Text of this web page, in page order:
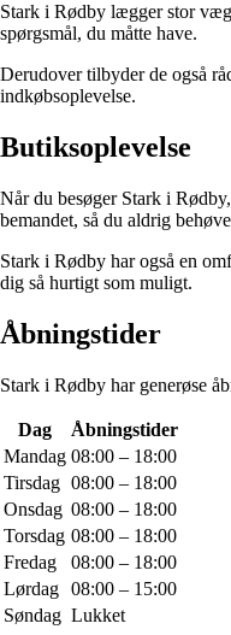
Stark i Rødby lægger stor
spørgsmål, du måtte have.
Derudover tilbyder de også
indkøbsoplevelse.
Butiksoplevelse
Når du besøger Stark i
bemandet, så du aldrig
Stark i Rødby har også en
dig så hurtigt som muligt.
Åbningstider
Stark i Rødby har generøse
Dag
Åbningstider
Mandag 08:00 – 18:00
Tirsdag 08:00 – 18:00
Onsdag 08:00 – 18:00
Torsdag 08:00 – 18:00
Fredag
08:00 – 18:00
Lørdag 08:00 – 15:00
Søndag Lukket